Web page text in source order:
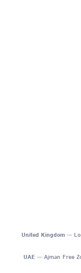
United Kingdom —
UAE — Ajman Free